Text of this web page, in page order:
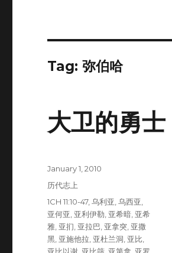
Tag: 弥伯哈
大卫的勇
Posted
on
January 1, 2010
Categories
历代志上
Tags
1CH 11:10-47,乌利亚 ,乌西亚
亚何亚 亚利伊勒 亚希暗 亚希
雅 亚扪 亚拉巴 亚拿突 亚撒
黑 亚施他拉 亚杜兰洞 亚比